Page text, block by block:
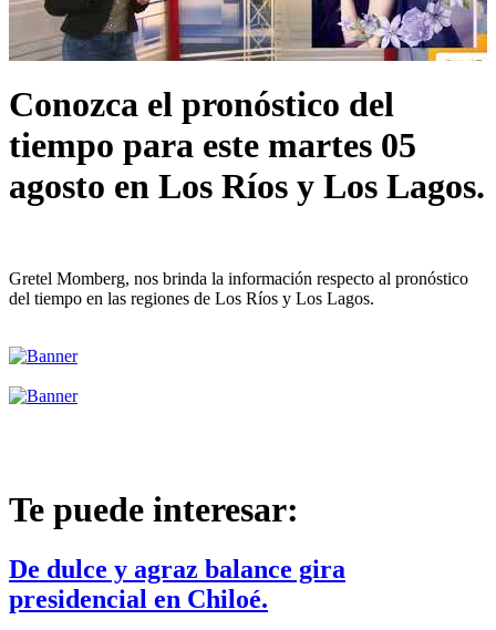
Conozca el pronóstico del
tiempo para este martes 05
agosto en Los Ríos y Los Lagos.
Gretel Momberg, nos brinda la información respecto al pronóstico
del tiempo en las regiones de Los Ríos y Los Lagos.
Te puede interesar:
De dulce y agraz balance gira
presidencial en Chiloé.